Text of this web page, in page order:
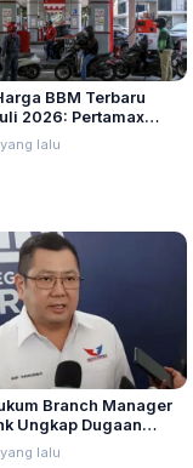
BBM Terbaru
2026: Pertamax
dan Pertamina
lalu
Branch Manager
Ungkap Dugaan
oleh Hary Tanoe
lalu